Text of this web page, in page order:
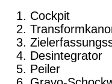
Cockpit
Desintegrator
Peiler